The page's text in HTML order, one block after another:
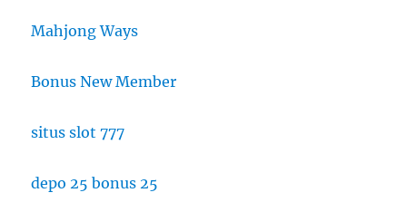
Mahjong Ways
Bonus New Member
situs slot 777
depo 25 bonus 25